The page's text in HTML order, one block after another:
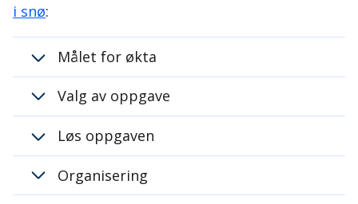
i snø:
Målet for økta
Valg av oppgave
Løs oppgaven
Organisering